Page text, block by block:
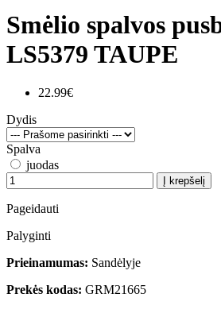
Smėlio spalvos
LS5379 TAUPE
22.99€
Dydis
Spalva
juodas
Į krepšelį
Pageidauti
Palyginti
Prieinamumas: Sandėlyje
Prekės kodas: GRM21665